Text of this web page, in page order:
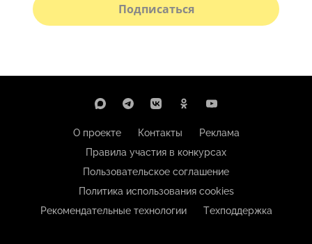
Подписаться
О проекте Контакты
Реклама
Правила участия в конкурсах
Пользовательское соглашение
Политика использования cookies
Рекомендательные технологии
Техподдержка